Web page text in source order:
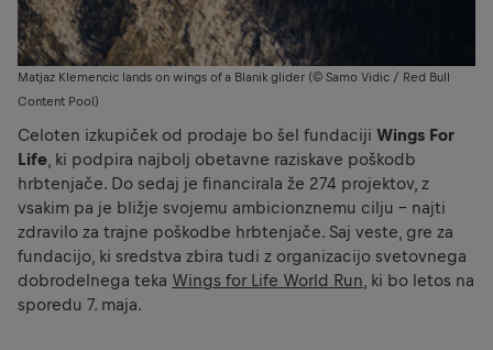
Matjaz Klemencic lands on wings of a Blanik glider (© Samo Vidic / Red Bull
Content Pool)
Celoten izkupiček od prodaje bo šel fundaciji Wings For
Life , ki podpira najbolj obetavne raziskave poškodb
hrbtenjače. Do sedaj je financirala že 274 projektov, z
vsakim pa je bližje svojemu ambicionznemu cilju - najti
zdravilo za trajne poškodbe hrbtenjače. Saj veste, gre za
fundacijo, ki sredstva zbira tudi z organizacijo svetovnega
dobrodelnega teka Wings for Life World Run , ki bo letos na
sporedu 7. maja.